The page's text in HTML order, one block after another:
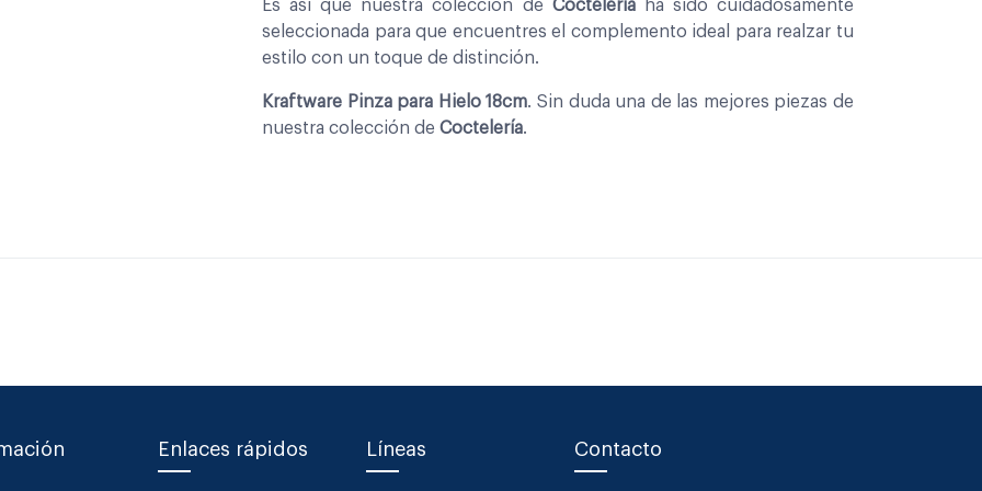
Es asi que nuestra coleccion de Cocteleríaha sido cuidadosamente
seleccionada para que encuentres el complemento ideal para realzar tu
estilo con un toque de distinción.
Kraftware Pinza para Hielo 18cm. Sin duda una de las mejores piezas de
nuestra colección de Coctelería.
Enlaces rápidos Líneas Contacto